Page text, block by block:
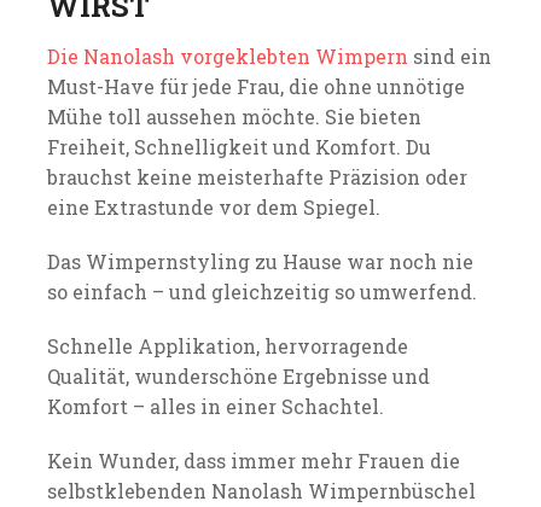
Die Nanolash vorgeklebten Wimpern sind ein
Must-Have für jede Frau, die ohne unnötige
Mühe toll aussehen möchte. Sie bieten
Freiheit, Schnelligkeit und Komfort. Du
brauchst keine meisterhafte Präzision oder
eine Extrastunde vor dem Spiegel.
Das Wimpernstyling zu Hause war noch nie
so einfach – und gleichzeitig so umwerfend.
Schnelle Applikation, hervorragende
Qualität, wunderschöne Ergebnisse und
Komfort – alles in einer Schachtel.
Kein Wunder, dass immer mehr Frauen die
selbstklebenden Nanolash Wimpernbüschel